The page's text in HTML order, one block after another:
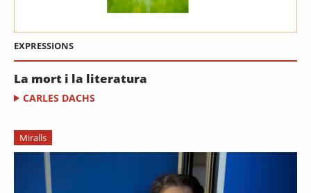
EXPRESSIONS
La mort i la literatura
CARLES DACHS
Miralls